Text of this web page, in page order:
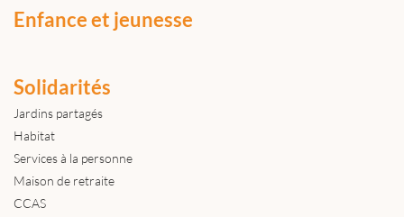
Enfance et jeunesse
Solidarités
Jardins partagés
Habitat
Services à la personne
Maison de retraite
CCAS